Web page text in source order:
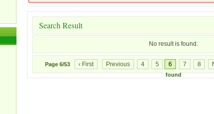
Search Result
No result is found.
Page 6/53 ‹ First Previous 4 5 6 7 8
found